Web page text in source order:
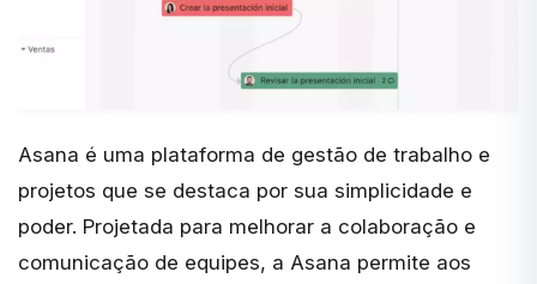
Asana é uma plataforma de gestão de trabalho e
projetos que se destaca por sua simplicidade e
poder. Projetada para melhorar a colaboração e
comunicação de equipes, a Asana permite aos